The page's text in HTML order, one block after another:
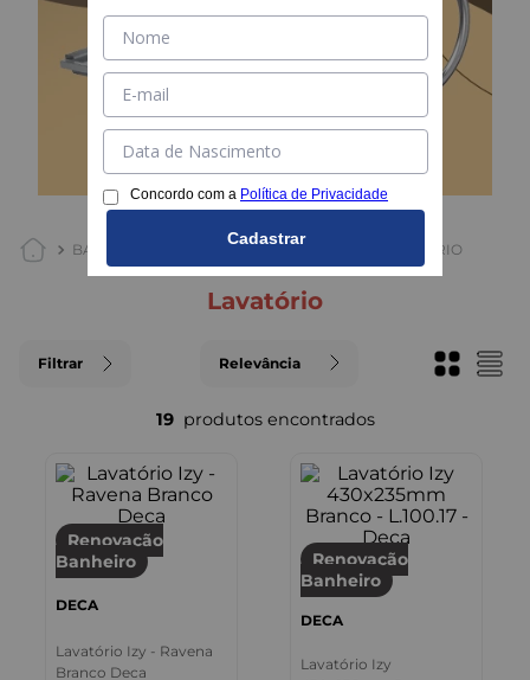
BANHEIRO CUBAS E LAVATÓRIOS LAVATÓRIO
lavatório
Filtrar Relevância
19
Renovação
Banheiro
DECA
Lavatório Izy - Ravena
Branco Deca
Renovação
Banheiro
DECA
Lavatório Izy
Concordo com a Política de Privacidade
Cadastrar